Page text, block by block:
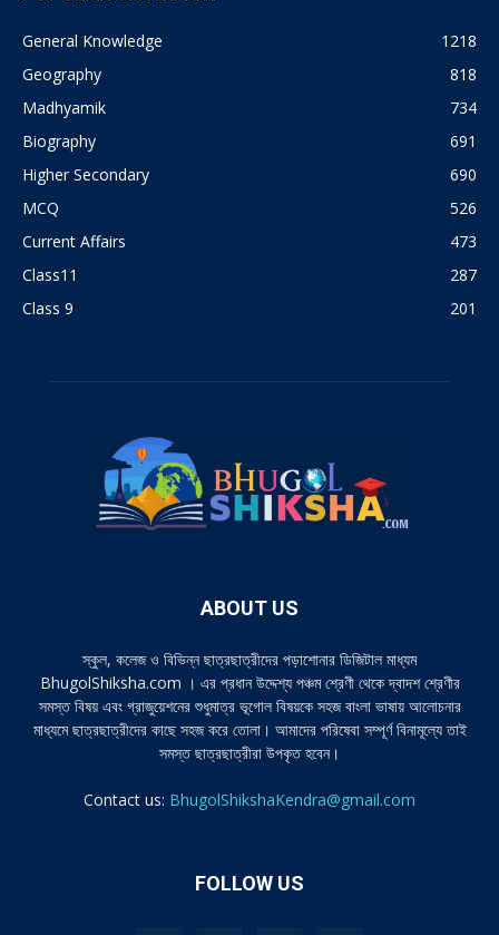
General Knowledge
1218
Geography
818
Madhyamik
734
Biography
691
Higher Secondary
690
MCQ
526
Current Affairs
473
Class11
287
Class 9
201
ABOUT US
স্কুল, কলেজ ও বিভিন্ন ছাত্রছাত্রীদের পড়াশোনার ডিজিটাল মাধ্যম
BhugolShiksha.com । এর প্রধান উদ্দেশ্য পঞ্চম শ্রেণী থেকে দ্বাদশ শ্রেণীর
সমস্ত বিষয় এবং গ্রাজুয়েশনের শুধুমাত্র ভূগোল বিষয়কে সহজ বাংলা ভাষায় আলোচনার
মাধ্যমে ছাত্রছাত্রীদের কাছে সহজ করে তোলা। আমাদের পরিষেবা সম্পূর্ণ বিনামূল্যে তাই
সমস্ত ছাত্রছাত্রীরা উপকৃত হবেন।
Contact us: BhugolShikshaKendra@gmail.com
FOLLOW US